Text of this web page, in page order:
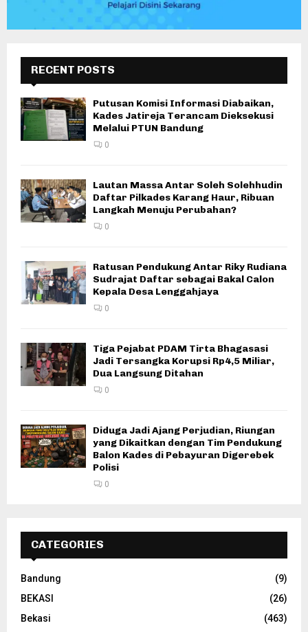
RECENT POSTS
Putusan Komisi Informasi Diabaikan,
Kades Jatireja Terancam Dieksekusi
Melalui PTUN Bandung
0
Lautan Massa Antar Soleh Solehhudin
Daftar Pilkades Karang Haur, Ribuan
Langkah Menuju Perubahan?
0
Ratusan Pendukung Antar Riky Rudiana
Sudrajat Daftar sebagai Bakal Calon
Kepala Desa Lenggahjaya
0
Tiga Pejabat PDAM Tirta Bhagasasi
Jadi Tersangka Korupsi Rp4,5 Miliar,
Dua Langsung Ditahan
0
Diduga Jadi Ajang Perjudian, Riungan
yang Dikaitkan dengan Tim Pendukung
Balon Kades di Pebayuran Digerebek
Polisi
0
CATEGORIES
Bandung
(9)
BEKASI
(26)
Bekasi
(463)